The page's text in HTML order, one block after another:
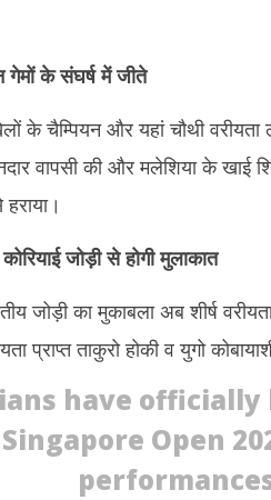
गेमों के संघर्ष में जीते
के चैम्पियन और यहां चौथी
वापसी की और मलेशिया के खाई
जोड़ी से होगी मुलाकात
जोड़ी का मुकाबला अब शीर्ष
प्राप्त ताकुरो होकी व युगो
have
Open